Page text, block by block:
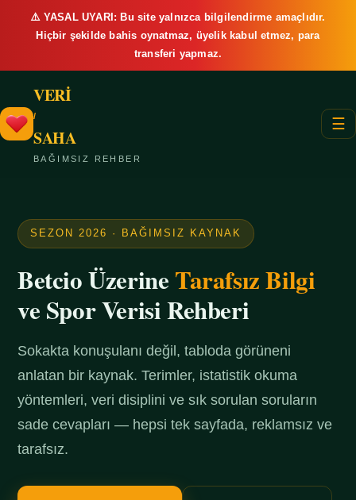
⚠️ YASAL UYARI: Bu site yalnızca bilgilendirme amaçlıdır.
Hiçbir şekilde bahis oynatmaz, üyelik kabul etmez, para
transferi yapmaz.
VERİ
/
SAHA
BAĞIMSIZ REHBER
☰
SEZON 2026 · BAĞIMSIZ KAYNAK
Betcio ÜzerineTarafsız Bilgi
ve Spor Verisi Rehberi
Sokakta konuşulanı değil, tabloda görüneni
anlatan bir kaynak. Terimler, istatistik okuma
yöntemleri, veri disiplini ve sık sorulan soruların
sade cevapları — hepsi tek sayfada, reklamsız ve
tarafsız.